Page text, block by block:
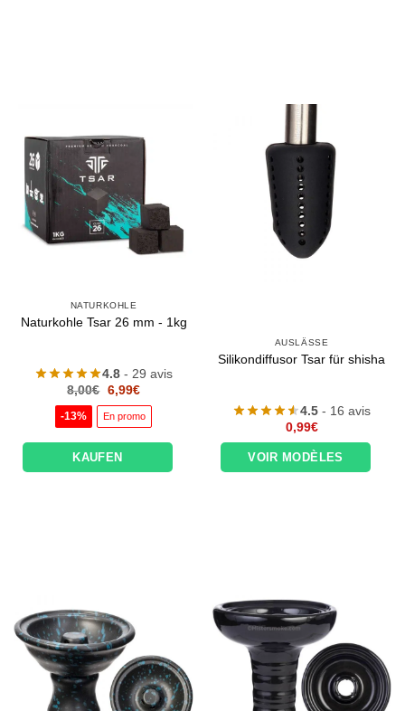
NATURKOHLE
Naturkohle Tsar 26 mm - 1kg
4.8 - 29 avis
8,00€ Le
initial
était :
6,99€Le
actuel
est :
-13% En promo
KAUFEN
AUSLÄSSE
Silikondiffusor Tsar für shisha
4.5 - 16 avis
0,99€
VOIR MODÈLES